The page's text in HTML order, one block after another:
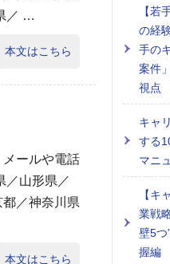
／ …
本文はこちら
ールや電話
／山形県／
／神奈川県
本文はこちら
【若
の経
手の
案件
視点
キャ
する
マニ
【キ
業戦
壁5
握編